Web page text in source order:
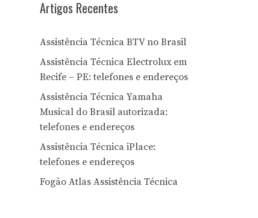
Artigos Recentes
Assistência Técnica BTV no Brasil
Assistência Técnica Electrolux em
Recife – PE: telefones e endereços
Assistência Técnica Yamaha
Musical do Brasil autorizada:
telefones e endereços
Assistência Técnica iPlace:
telefones e endereços
Fogão Atlas Assistência Técnica